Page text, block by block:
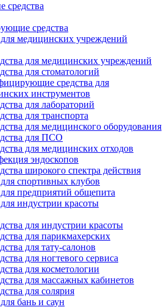
средства
средства
для медицинских учреждений
для медицинских учреждений
для стоматологий
средства для
инструментов
для лабораторий
для транспорта
для медицинского оборудования
для ПСО
для медицинских отходов
эндоскопов
широкого спектра действия
для спортивных клубов
для предприятий общепита
для индустрии красоты
для индустрии красоты
для парикмахерских
для тату-салонов
для ногтевого сервиса
для косметологии
для массажных кабинетов
для солярия
бань и саун